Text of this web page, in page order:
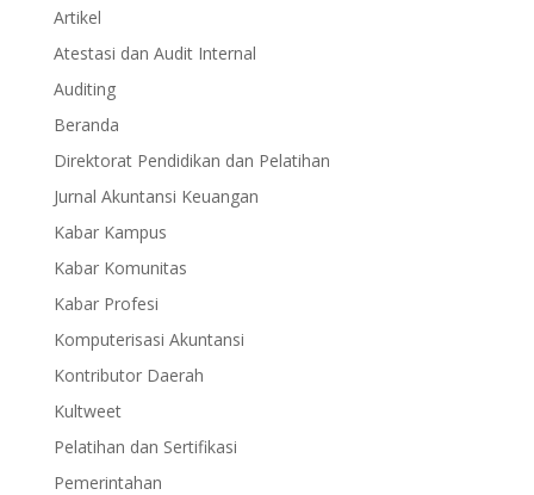
Artikel
Atestasi dan Audit Internal
Auditing
Beranda
Direktorat Pendidikan dan Pelatihan
Jurnal Akuntansi Keuangan
Kabar Kampus
Kabar Komunitas
Kabar Profesi
Komputerisasi Akuntansi
Kontributor Daerah
Kultweet
Pelatihan dan Sertifikasi
Pemerintahan